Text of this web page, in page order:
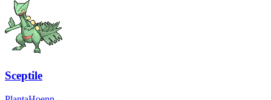
Sceptile